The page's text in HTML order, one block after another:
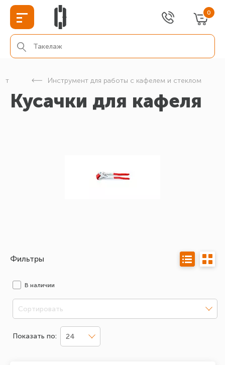
0
Инструмент для работы с кафелем и стеклом
Кусачки для кафеля
Фильтры
В наличии
Сортировать
Показать по: 24